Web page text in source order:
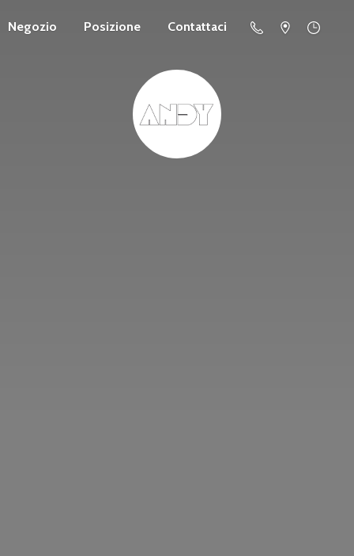
Negozio Posizione Contattaci